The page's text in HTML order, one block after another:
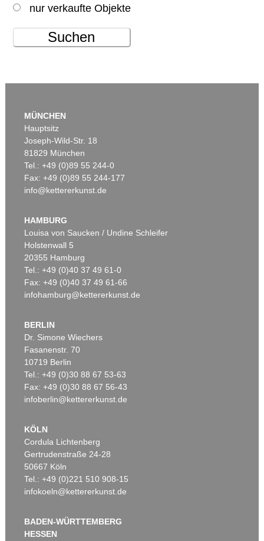
nur verkaufte Objekte
Suchen
MÜNCHEN
Hauptsitz
Joseph-Wild-Str. 18
81829 München
Tel.: +49 (0)89 55 244-0
Fax: +49 (0)89 55 244-177
info@kettererkunst.de
HAMBURG
Louisa von Saucken / Undine Schleifer
Holstenwall 5
20355 Hamburg
Tel.: +49 (0)40 37 49 61-0
Fax: +49 (0)40 37 49 61-66
infohamburg@kettererkunst.de
BERLIN
Dr. Simone Wiechers
Fasanenstr. 70
10719 Berlin
Tel.: +49 (0)30 88 67 53-63
Fax: +49 (0)30 88 67 56-43
infoberlin@kettererkunst.de
KÖLN
Cordula Lichtenberg
Gertrudenstraße 24-28
50667 Köln
Tel.: +49 (0)221 510 908-15
infokoeln@kettererkunst.de
BADEN-WÜRTTEMBERG
HESSEN